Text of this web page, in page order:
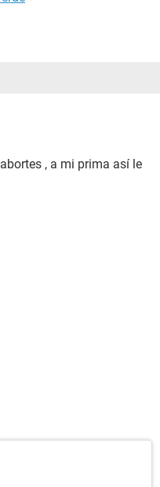
, a mi prima así le